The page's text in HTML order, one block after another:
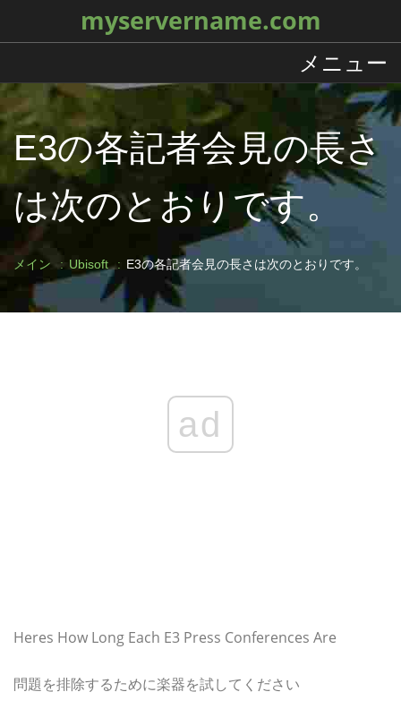
myservername.com
メニュー
E3の各記者会見の長さ
は次のとおりです。
メイン Ubisoft E3の各記者会見の長さは次のとおりです。
ad
Heres How Long Each E3 Press Conferences Are
問題を排除するために楽器を試してください